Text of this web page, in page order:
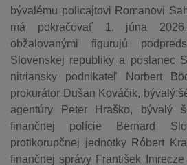
bývalému policajtovi Romanovi
má pokračovať 1. júna
obžalovanými figurujú
Slovenskej republiky a poslanec
nitriansky podnikateľ Norbert
prokurátor Dušan Kováčik, bývalý
agentúry Peter Hraško, bývalý
finančnej polície Bernard
protikorupčnej jednotky Róbert
finančnej správy František